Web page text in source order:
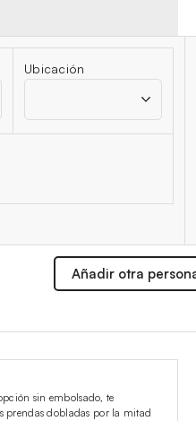
Ubicación
Añadir otra
sin embolsado, te
prendas dobladas por la mitad